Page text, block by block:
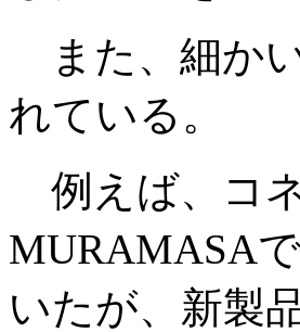
また、細か
れている。
例えば、コ
MURAMASA
いたが、新製